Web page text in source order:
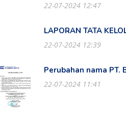
22-07-2024 12:47
LAPORAN TATA
22-07-2024 12:39
Perubahan nama PT.
22-07-2024 11:41